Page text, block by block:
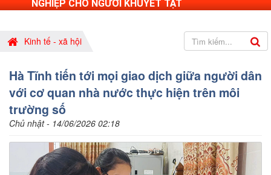
NGHIỆP CHO NGƯỜI KHUYẾT TẬT
Kinh tế - xã hội
Hà Tĩnh tiến tới mọi giao dịch giữa người dân
với cơ quan nhà nước thực hiện trên môi
trường số
Chủ nhật - 14/06/2026 02:18